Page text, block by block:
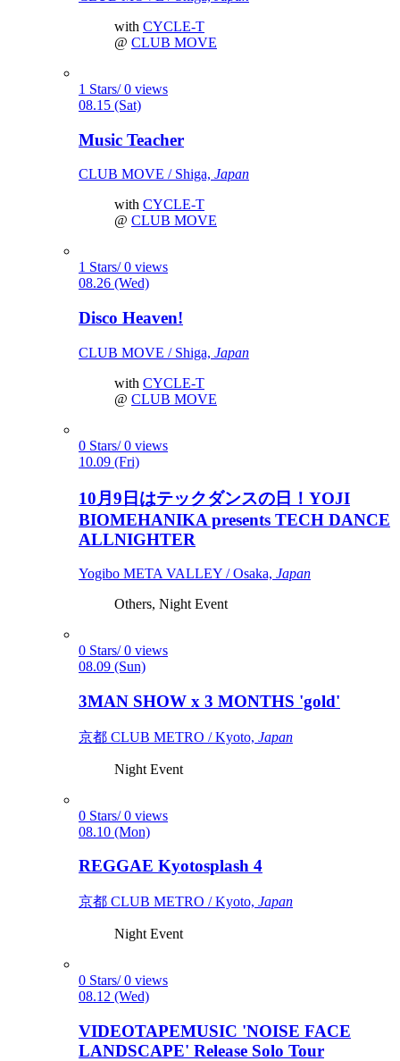
with CYCLE-T
@ CLUB MOVE
1 Stars/ 0 views
08.15 (Sat)
Music Teacher
CLUB MOVE / Shiga, Japan
with CYCLE-T
@ CLUB MOVE
1 Stars/ 0 views
08.26 (Wed)
Disco Heaven!
CLUB MOVE / Shiga, Japan
with CYCLE-T
@ CLUB MOVE
0 Stars/ 0 views
10.09 (Fri)
10月9日はテックダンスの日！YOJI
BIOMEHANIKA presents TECH DANCE
ALLNIGHTER
Yogibo META VALLEY / Osaka, Japan
Others, Night Event
0 Stars/ 0 views
08.09 (Sun)
3MAN SHOW x 3 MONTHS 'gold'
京都 CLUB METRO / Kyoto, Japan
Night Event
0 Stars/ 0 views
08.10 (Mon)
REGGAE Kyotosplash 4
京都 CLUB METRO / Kyoto, Japan
Night Event
0 Stars/ 0 views
08.12 (Wed)
VIDEOTAPEMUSIC 'NOISE FACE
LANDSCAPE' Release Solo Tour